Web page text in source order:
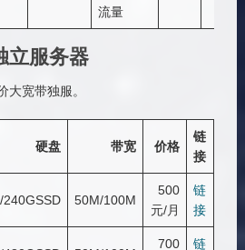
流量
立服务器
大宽带独服。
硬盘 带宽 价格
链
接
240GSSD 50M/100M
500
元/月
链
接
700
链